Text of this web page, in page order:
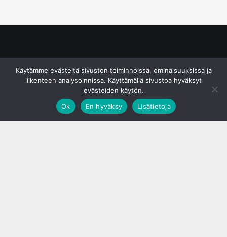
Käytämme evästeitä sivuston toiminnoissa, ominaisuuksissa ja
liikenteen analysoinnissa. Käyttämällä sivustoa hyväksyt
evästeiden käytön.
Ok
En hyväksy Lisätietoja